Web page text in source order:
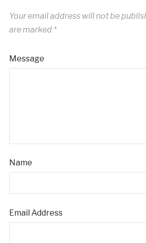
Your email address will not be
are marked *
Message
Name
Email Address